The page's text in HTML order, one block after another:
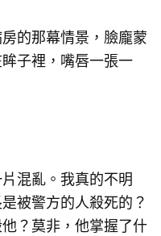
的那幕情景，臉龐蒙
子裡，嘴唇一張一
混亂。我真的不明
被警方的人殺死的？
？莫非，他掌握了什